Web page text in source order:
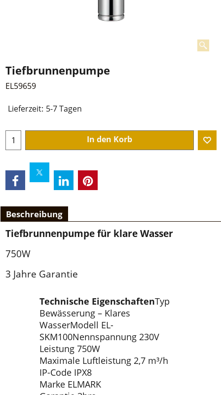
Tiefbrunnenpumpe
EL59659
Lieferzeit: 5-7 Tagen
In den Korb
Beschreibung
Tiefbrunnenpumpe für klare Wasser
750W
3 Jahre Garantie
Technische EigenschaftenTyp
Bewässerung – Klares
WasserModell EL-
SKM100Nennspannung 230V
Leistung 750W
Maximale Luftleistung 2,7 m³/h
IP-Code IPX8
Marke ELMARK